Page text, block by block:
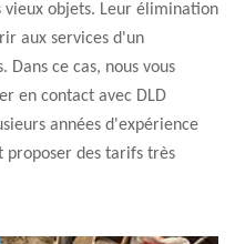
vieux objets. Leur élimination
aux services d'un
Dans ce cas, nous vous
en contact avec DLD
années d'expérience
proposer des tarifs très